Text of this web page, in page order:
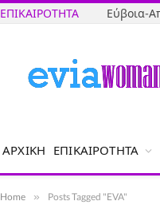
ΕΠΙΚΑΙΡΌΤΗΤΑ
ΑΡΧΙΚΉ ΕΠΙΚΑΙΡΌΤΗΤΑ
Home » Posts Tagged "EVA"